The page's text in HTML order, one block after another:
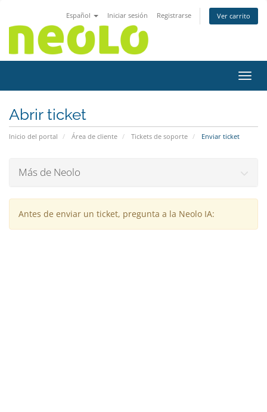
Español Iniciar sesión Registrarse Ver carrito
Abrir ticket
Inicio del portal Área de cliente Tickets de soporte Enviar ticket
Más de Neolo
Antes de enviar un ticket, pregunta a la Neolo IA: